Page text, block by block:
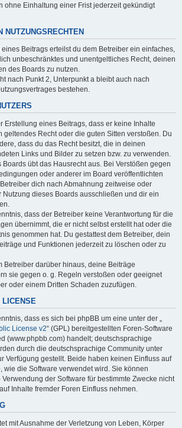
ohne Einhaltung einer Frist jederzeit gekündigt
NUTZUNGSRECHTEN
eines Beitrags erteilst du dem Betreiber ein einfaches,
unbeschränktes und unentgeltliches Recht, deinen
des Boards zu nutzen.
nach Punkt 2, Unterpunkt a bleibt auch nach
bestehen.
Erstellung eines Beitrags, dass er keine Inhalte
geltendes Recht oder die guten Sitten verstoßen. Du
dass du das Recht besitzt, die in deinen
Links und Bilder zu setzen bzw. zu verwenden.
Boards übt das Hausrecht aus. Bei Verstößen gegen
oder anderer im Board veröffentlichten
dich nach Abmahnung zeitweise oder
Nutzung dieses Boards ausschließen und dir ein
dass der Betreiber keine Verantwortung für die
übernimmt, die er nicht selbst erstellt hat oder die
genommen hat. Du gestattest dem Betreiber, dein
und Funktionen jederzeit zu löschen oder zu
Betreiber darüber hinaus, deine Beiträge
sie gegen o. g. Regeln verstoßen oder geeignet
oder einem Dritten Schaden zuzufügen.
LICENSE
dass es sich bei phpBB um eine unter der „
License v2“ (GPL) bereitgestellten Foren-Software
(www.phpbb.com) handelt; deutschsprachige
durch die deutschsprachige Community unter
Verfügung gestellt. Beide haben keinen Einfluss auf
wie die Software verwendet wird. Sie können
der Software für bestimmte Zwecke nicht
Inhalte fremder Foren Einfluss nehmen.
mit Ausnahme der Verletzung von Leben, Körper